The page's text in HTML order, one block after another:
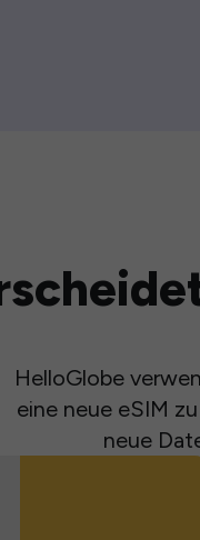
HelloGlobe
eine neue eSIM
neue